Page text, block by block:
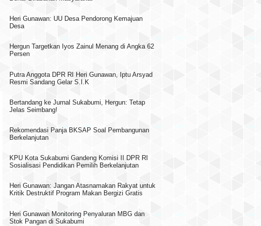
Heri Gunawan: UU Desa Pendorong Kemajuan
Desa
Hergun Targetkan Iyos Zainul Menang di Angka 62
Persen
Putra Anggota DPR RI Heri Gunawan, Iptu Arsyad
Resmi Sandang Gelar S.I.K
Bertandang ke Jurnal Sukabumi, Hergun: Tetap
Jelas Seimbang!
Rekomendasi Panja BKSAP Soal Pembangunan
Berkelanjutan
KPU Kota Sukabumi Gandeng Komisi II DPR RI
Sosialisasi Pendidikan Pemilih Berkelanjutan
Heri Gunawan: Jangan Atasnamakan Rakyat untuk
Kritik Destruktif Program Makan Bergizi Gratis
Heri Gunawan Monitoring Penyaluran MBG dan
Stok Pangan di Sukabumi